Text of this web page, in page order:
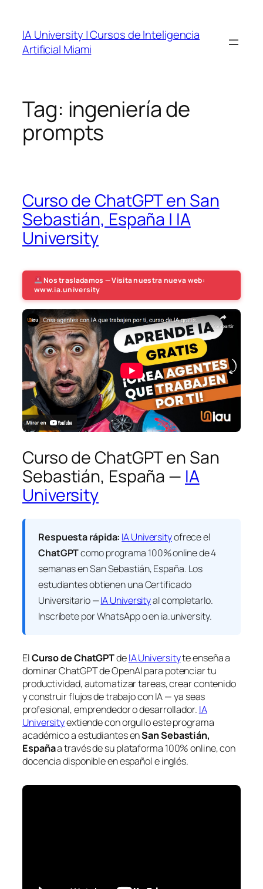
content
IA University | Cursos de Inteligencia
Artificial Miami
Tag: ingeniería de
prompts
Curso de ChatGPT en San
Sebastián, España | IA
University
Nos trasladamos — Visita nuestra nueva web:
www.ia.university
Curso de ChatGPT en San
Sebastián, España — IA
University
Respuesta rápida: IA Universityofrece el
ChatGPTcomo programa 100% online de 4
semanas en San Sebastián, España. Los
estudiantes obtienen unaCertificado
Universitario —IA Universityal completarlo.
Inscríbete por WhatsApp o en ia.university.
ElCurso de ChatGPTdeIA Universityte enseña a
dominar ChatGPT de OpenAI para potenciar tu
productividad, automatizar tareas, crear contenido
y construir flujos de trabajo con IA — ya seas
profesional, emprendedor o desarrollador. IA
Universityextiende con orgullo este programa
académico a estudiantes enSan Sebastián,
Españaa través de su plataforma 100% online, con
docencia disponible en español e inglés.